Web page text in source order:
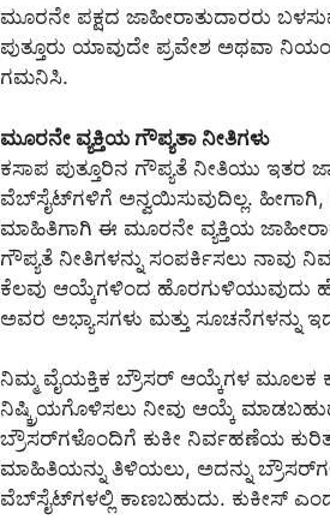
ಮೂರನೇ ಪಕ್ಷದ ಜಾಹೀರಾತುದಾರರು
ಪುತ್ತೂರು ಯಾವುದೇ ಪ್ರವೇಶ ಅಥವಾ
ಗಮನಿಸಿ.
ಮೂರನೇ ವ್ಯಕ್ತಿಯ ಗೌಪ್ಯತಾ ನೀತಿಗಳು
ಕಸಾಪ ಪುತ್ತೂರಿನ ಗೌಪ್ಯತೆ ನೀತಿಯು ಇತರ
ವೆಬ್‌ಸೈಟ್‌ಗಳಿಗೆ ಅನ್ವಯಿಸುವುದಿಲ್ಲ.
ಮಾಹಿತಿಗಾಗಿ ಈ ಮೂರನೇ ವ್ಯಕ್ತಿಯ
ಗೌಪ್ಯತೆ ನೀತಿಗಳನ್ನು ಸಂಪರ್ಕಿಸಲು ನಾವು
ಕೆಲವು ಆಯ್ಕೆಗಳಿಂದ ಹೊರಗುಳಿಯುವುದು
ಅವರ ಅಭ್ಯಾಸಗಳು ಮತ್ತು ಸೂಚನೆಗಳನ್ನು
ನಿಮ್ಮ ವೈಯಕ್ತಿಕ ಬ್ರೌಸರ್ ಆಯ್ಕೆಗಳ ಮೂಲಕ
ನಿಷ್ಕ್ರಿಯಗೊಳಿಸಲು ನೀವು ಆಯ್ಕೆ
ಬ್ರೌಸರ್‌ಗಳೊಂದಿಗೆ ಕುಕೀ ನಿರ್ವಹಣೆಯ
ಮಾಹಿತಿಯನ್ನು ತಿಳಿಯಲು, ಅದನ್ನು
ವೆಬ್‌ಸೈಟ್‌ಗಳಲ್ಲಿ ಕಾಣಬಹುದು. ಕುಕೀಸ್